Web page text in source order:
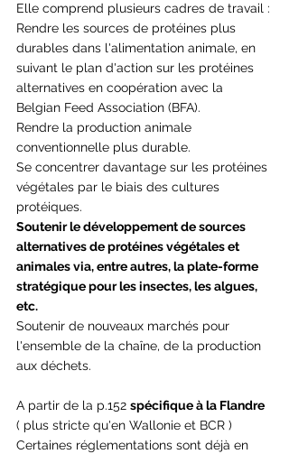
Elle comprend plusieurs cadres de travail :
Rendre les sources de protéines plus
durables dans l'alimentation animale, en
suivant le plan d'action sur les protéines
alternatives en coopération avec la
Belgian Feed Association (BFA).
Rendre la production animale
conventionnelle plus durable.
Se concentrer davantage sur les protéines
végétales par le biais des cultures
protéiques.
Soutenir le développement de sources
alternatives de protéines végétales et
animales via, entre autres, la plate-forme
stratégique pour les insectes, les algues,
etc.
Soutenir de nouveaux marchés pour
l'ensemble de la chaîne, de la production
aux déchets.
A partir de la p.152 spécifique à la Flandre
( plus stricte qu'en Wallonie et BCR )
Certaines réglementations sont déjà en